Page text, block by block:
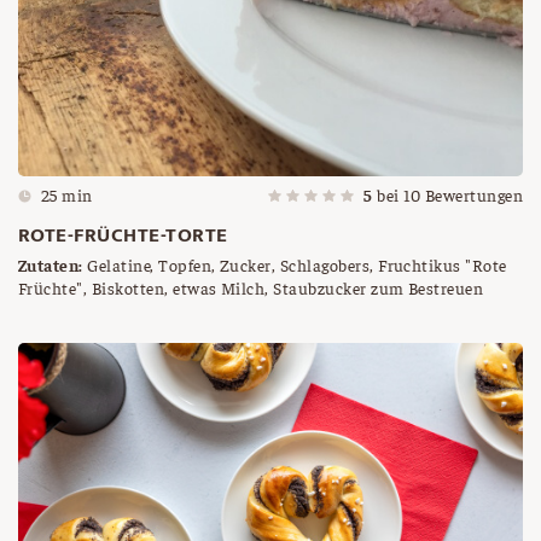
25 min 5 bei10 Bewertungen
ROTE-FRÜCHTE-TORTE
Zutaten: Gelatine, Topfen, Zucker, Schlagobers, Fruchtikus "Rote
Früchte", Biskotten, etwas Milch, Staubzucker zum Bestreuen